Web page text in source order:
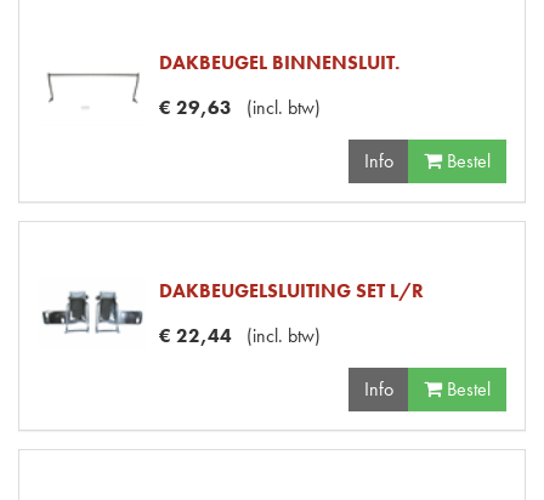
DAKBEUGEL BINNENSLUIT.
€ 29,63 (incl. btw)
Info Bestel
DAKBEUGELSLUITING SET L/R
€ 22,44 (incl. btw)
Info Bestel